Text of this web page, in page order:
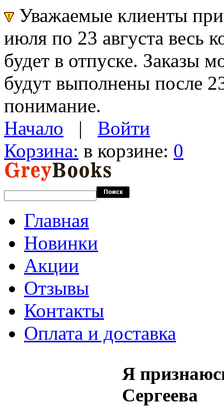
Уважаемые клиенты
июля по 23 августа весь
будет в отпуске. Заказы
будут выполнены после
понимание.
Начало | Войти
Корзина: в корзине: 0
Главная
Новинки
Акции
Отзывы
Контакты
Оплата и доставка
Я
Сергеева